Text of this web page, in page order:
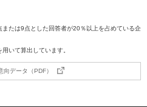
たは9点とした回答者が20％以上を占めている企
いて算出しています。
向データ（PDF）